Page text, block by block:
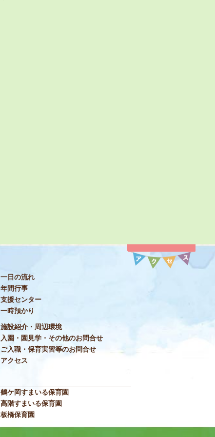
一日の流れ
年間行事
支援センター
一時預かり
施設紹介・周辺環境
入園・園見学・その他のお問合せ
ご入職・保育実習等のお問合せ
アクセス
鶴ケ岡すまいる保育園
高階すまいる保育園
板橋保育園